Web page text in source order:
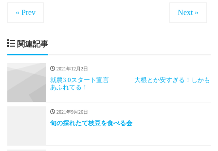
« Prev Next »
関連記事
2021年12月2日
就農3.0スタート宣言 大根とか安すぎる！しかも
あふれてる！
2021年9月26日
旬の採れたて枝豆を食べる会